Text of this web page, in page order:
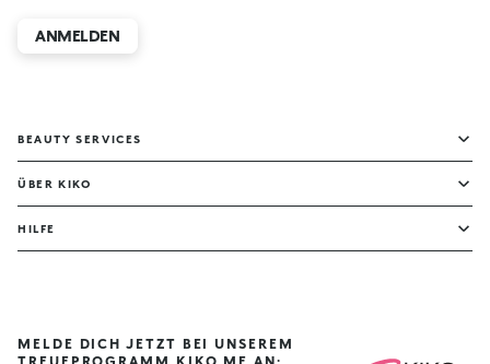
ANMELDEN
BEAUTY SERVICES
ÜBER KIKO
HILFE
MELDE DICH JETZT BEI UNSEREM